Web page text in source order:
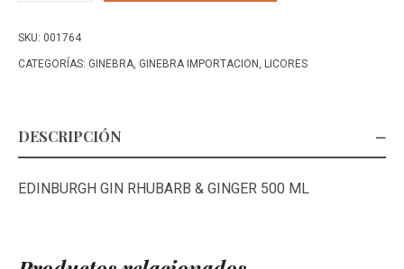
&
GINGER
SKU: 001764
CATEGORÍAS: GINEBRA, GINEBRA IMPORTACION , LICORES
DESCRIPCIÓN
EDINBURGH GIN RHUBARB & GINGER 500 ML